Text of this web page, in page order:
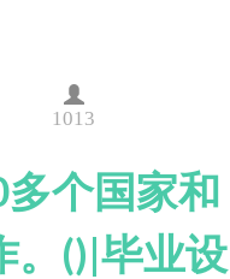
1013
个国家和
。()|毕业设